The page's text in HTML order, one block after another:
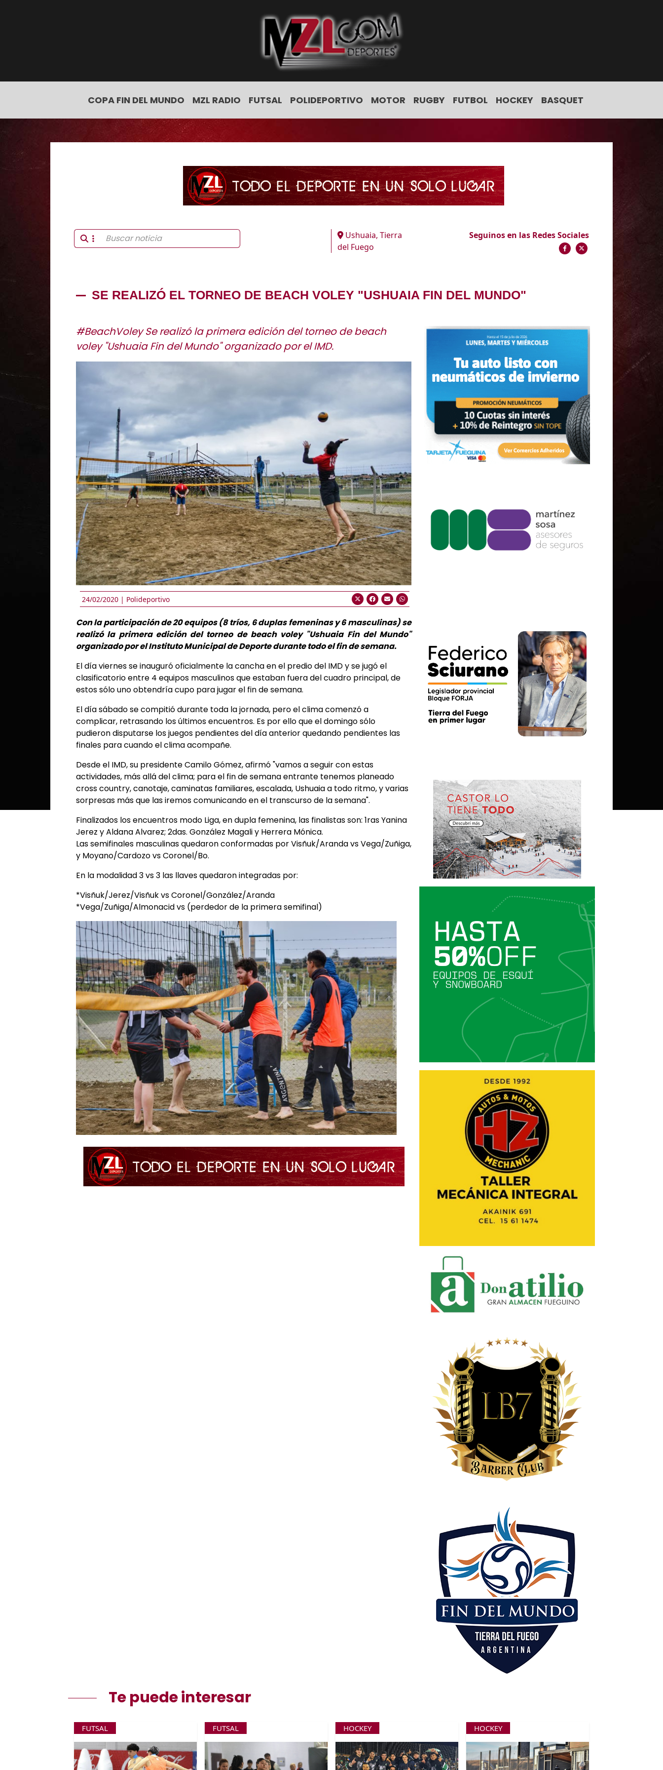
COPA FIN DEL MUNDO MZL RADIO FUTSAL POLIDEPORTIVO MOTOR RUGBY FUTBOL HOCKEY BASQUET
Ushuaia, Tierra
del Fuego
Seguinos en las Redes Sociales
SE REALIZÓ EL TORNEO DE BEACH VOLEY "USHUAIA FIN DEL MUNDO"
#BeachVoley Se realizó la primera edición del torneo de beach
voley "Ushuaia Fin del Mundo" organizado por el IMD.
24/02/2020 | Polideportivo
Con la participación de 20 equipos (8 tríos, 6 duplas femeninas y 6 masculinas) se
realizó la primera edición del torneo de beach voley "Ushuaia Fin del Mundo"
organizado por el Instituto Municipal de Deporte durante todo el fin de semana.
El día viernes se inauguró oficialmente la cancha en el predio del IMD y se jugó el
clasificatorio entre 4 equipos masculinos que estaban fuera del cuadro principal, de
estos sólo uno obtendría cupo para jugar el fin de semana.
El día sábado se compitió durante toda la jornada, pero el clima comenzó a
complicar, retrasando los últimos encuentros. Es por ello que el domingo sólo
pudieron disputarse los juegos pendientes del día anterior quedando pendientes las
finales para cuando el clima acompañe.
Desde el IMD, su presidente Camilo Gómez, afirmó "vamos a seguir con estas
actividades, más allá del clima; para el fin de semana entrante tenemos planeado
cross country, canotaje, caminatas familiares, escalada, Ushuaia a todo ritmo, y varias
sorpresas más que las iremos comunicando en el transcurso de la semana".
Finalizados los encuentros modo Liga, en dupla femenina, las finalistas son: 1ras Yanina
Jerez y Aldana Alvarez; 2das. González Magali y Herrera Mónica.
Las semifinales masculinas quedaron conformadas por Visñuk/Aranda vs Vega/Zuñiga,
y Moyano/Cardozo vs Coronel/Bo.
En la modalidad 3 vs 3 las llaves quedaron integradas por:
*Visñuk/Jerez/Visñuk vs Coronel/González/Aranda
*Vega/Zuñiga/Almonacid vs (perdedor de la primera semifinal)
Te puede interesar
FUTSAL FUTSAL HOCKEY HOCKEY